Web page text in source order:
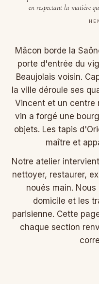
en respectant la matière
Mâcon borde la
porte d'entrée du
Beaujolais voisin.
la ville déroule ses
Vincent et un centre
vin a forgé une
objets. Les tapis
maître et
Notre atelier
nettoyer, restaurer,
noués main.
domicile et les
parisienne. Cette
chaque section